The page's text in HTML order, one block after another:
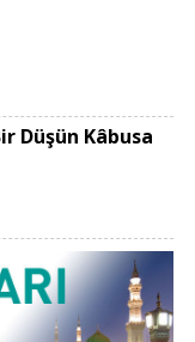
Düşün Kâbusa